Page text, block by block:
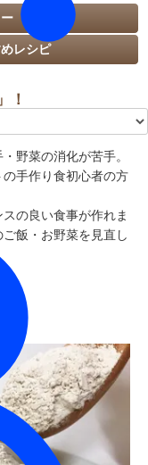
レシピ
！
野菜の消化が苦手。
手作り食初心者の方
の良い食事が作れま
飯・お野菜を見直し